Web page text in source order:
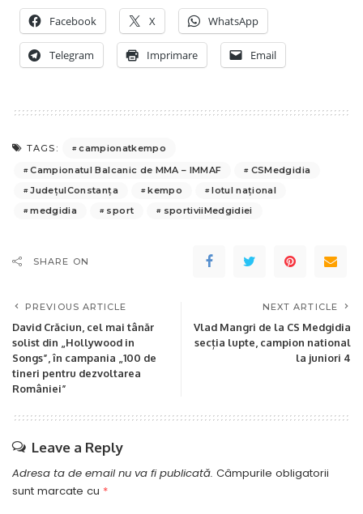
Facebook X WhatsApp
Telegram Imprimare Email
TAGS:
campionatkempo
Campionatul Balcanic de MMA – IMMAF
CSMedgidia
JudețulConstanța
kempo
lotul național
medgidia
sport sportiviiMedgidiei
SHARE ON
PREVIOUS ARTICLE
David Crăciun, cel mai tânăr
solist din „Hollywood in
Songs”, în campania „100 de
tineri pentru dezvoltarea
României”
NEXT ARTICLE
Vlad Mangri de la CS Medgidia
secția lupte, campion national
la juniori 4
Leave a Reply
Adresa ta de email nu va fi publicată. Câmpurile obligatorii
sunt marcate cu *